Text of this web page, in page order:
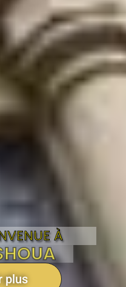
À
plus